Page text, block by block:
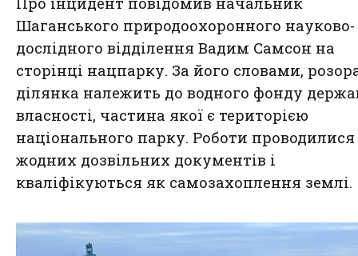
Шаганського природоохоронного науково-
дослідного відділення Вадим Самсон на
сторінці нацпарку. За його словами,
ділянка належить до водного фонду
власності, частина якої є територією
національного парку. Роботи проводилися
жодних дозвільних документів і
кваліфікуються як самозахоплення землі.